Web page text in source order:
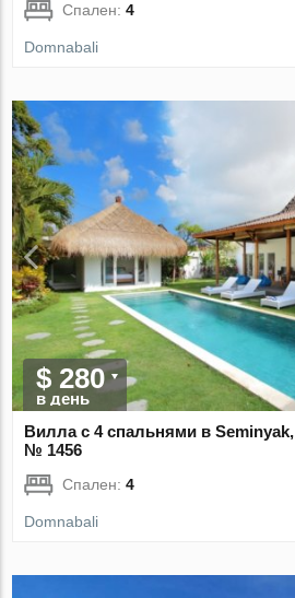
Спален:4
Domnabali
$ 280
в день
Вилла с 4 спальнями в
№ 1456
Спален:4
Domnabali